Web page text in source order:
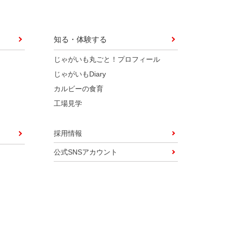
知る・体験する
じゃがいも丸ごと！プロフィール
じゃがいもDiary
カルビーの食育
工場見学
採用情報
公式SNSアカウント